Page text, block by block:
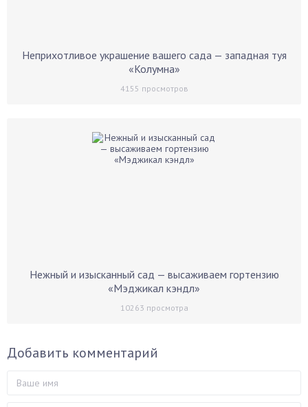
Неприхотливое украшение вашего сада — западная туя
«Колумна»
4155 просмотров
Нежный и изысканный сад — высаживаем гортензию
«Мэджикал кэндл»
10263 просмотра
Добавить комментарий